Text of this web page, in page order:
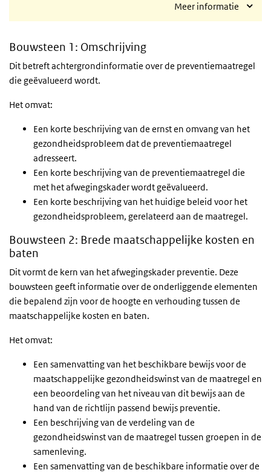
Meer informatie
Bouwsteen 1: Omschrijving
Dit betreft achtergrondinformatie over de preventiemaatregel
die geëvalueerd wordt.
Het omvat:
Een korte beschrijving van de ernst en omvang van het
gezondheidsprobleem dat de preventiemaatregel
adresseert.
Een korte beschrijving van de preventiemaatregel die
met het afwegingskader wordt geëvalueerd.
Een korte beschrijving van het huidige beleid voor het
gezondheidsprobleem, gerelateerd aan de maatregel.
Bouwsteen 2: Brede maatschappelijke kosten en
baten
Dit vormt de kern van het afwegingskader preventie. Deze
bouwsteen geeft informatie over de onderliggende elementen
die bepalend zijn voor de hoogte en verhouding tussen de
maatschappelijke kosten en baten.
Het omvat:
Een samenvatting van het beschikbare bewijs voor de
maatschappelijke gezondheidswinst van de maatregel en
een beoordeling van het niveau van dit bewijs aan de
hand van de richtlijn passend bewijs preventie.
Een beschrijving van de verdeling van de
gezondheidswinst van de maatregel tussen groepen in de
samenleving.
Een samenvatting van de beschikbare informatie over de